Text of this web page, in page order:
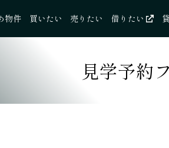
物件 買いたい 売りたい 借りたい
見学予約